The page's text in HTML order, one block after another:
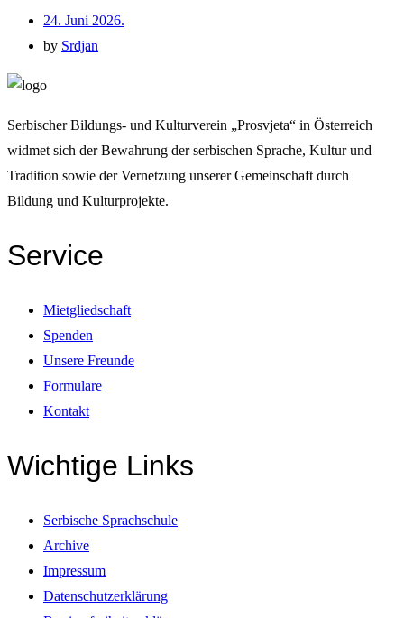
24. Juni 2026.
by Srdjan
Serbischer Bildungs- und Kulturverein „Prosvjeta“ in Österreich
widmet sich der Bewahrung der serbischen Sprache, Kultur und
Tradition sowie der Vernetzung unserer Gemeinschaft durch
Bildung und Kulturprojekte.
Service
Mietgliedschaft
Spenden
Unsere Freunde
Formulare
Kontakt
Wichtige Links
Serbische Sprachschule
Archive
Impressum
Datenschutzerklärung